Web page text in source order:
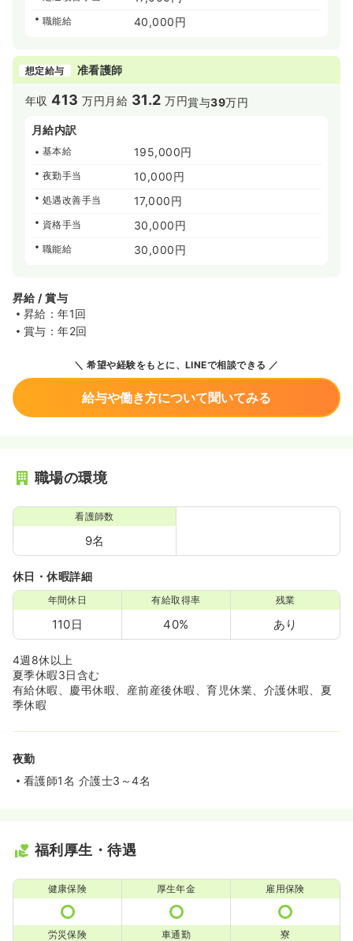
職能給 40,000円
想定給与 准看護師
年収413 万円 月給 31.2 万円賞与39万円
月給内訳
基本給 195,000円
夜勤手当 10,000円
処遇改善手当 17,000円
資格手当 30,000円
職能給 30,000円
昇給 / 賞与
昇給：年1回
賞与：年2回
希望や経験をもとに、LINEで相談できる
給与や働き方について聞いてみる
職場の環境
看護師数
9名
休日・休暇詳細
年間休日
110日
有給取得率
40%
残業
あり
4週8休以上
夏季休暇3日含む
有給休暇、慶弔休暇、産前産後休暇、育児休業、介護休暇、夏
季休暇
夜勤
看護師1名 介護士3～4名
福利厚生・待遇
健康保険 厚生年金 雇用保険
労災保険 車通勤 寮